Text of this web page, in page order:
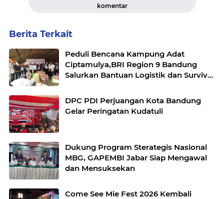
komentar
Berita Terkait
Peduli Bencana Kampung Adat
Ciptamulya,BRI Region 9 Bandung
Salurkan Bantuan Logistik dan Survival
DPC PDI Perjuangan Kota Bandung
Gelar Peringatan Kudatuli
Dukung Program Sterategis Nasional
MBG, GAPEMBI Jabar Siap Mengawal
dan Mensuksekan
Come See Mie Fest 2026 Kembali